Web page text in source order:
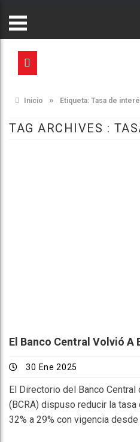
Inicio » Etiqueta: Tasa de
TAG ARCHIVES :
El Banco Central Volvió A
30 Ene 2025
El Directorio del Banco
(BCRA) dispuso reducir la
32% a 29% con vigencia desde